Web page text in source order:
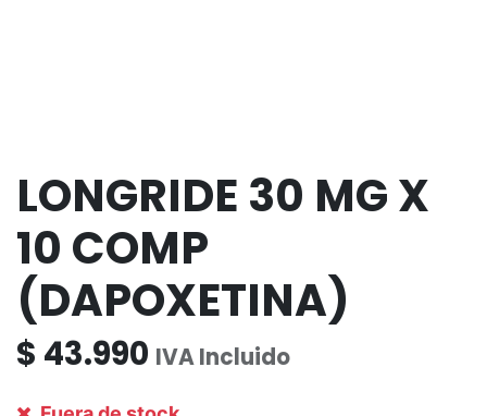
LONGRIDE 30 MG X
10 COMP
(DAPOXETINA)
$ 43.990 IVA Incluido